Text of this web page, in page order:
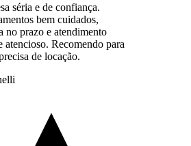
séria e de confiança.
bem cuidados,
no prazo e atendimento
atencioso. Recomendo para
de locação.